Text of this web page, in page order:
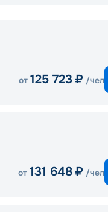
от 125 723 ₽ /чел
от 131 648 ₽ /чел